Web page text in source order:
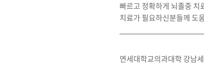
빠르고 정확하게 뇌졸중 치
치료가 필요하신분들께 도
연세대학교의과대학 강남